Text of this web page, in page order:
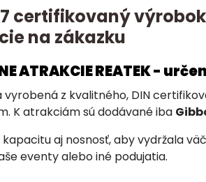
certifikovaný
na zákazku
ATRAKCIE REATEK -
z kvalitného, DIN
K atrakciám sú dodávané iba
aj nosnosť, aby vydržala
eventy alebo iné podujatia.